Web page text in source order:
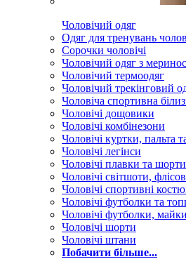
Чоловічий одяг
Одяг для тренувань
Сорочки чоловічі
Чоловічий одяг з
Чоловічий термоодяг
Чоловічий трекінговий
Чоловіча спортивна
Чоловічі дощовики
Чоловічі комбінезони
Чоловічі куртки, пальта
Чоловічі легінси
Чоловічі плавки та
Чоловічі світшоти,
Чоловічі спортивні
Чоловічі футболки та
Чоловічі футболки,
Чоловічі шорти
Чоловічі штани
Побачити більше...